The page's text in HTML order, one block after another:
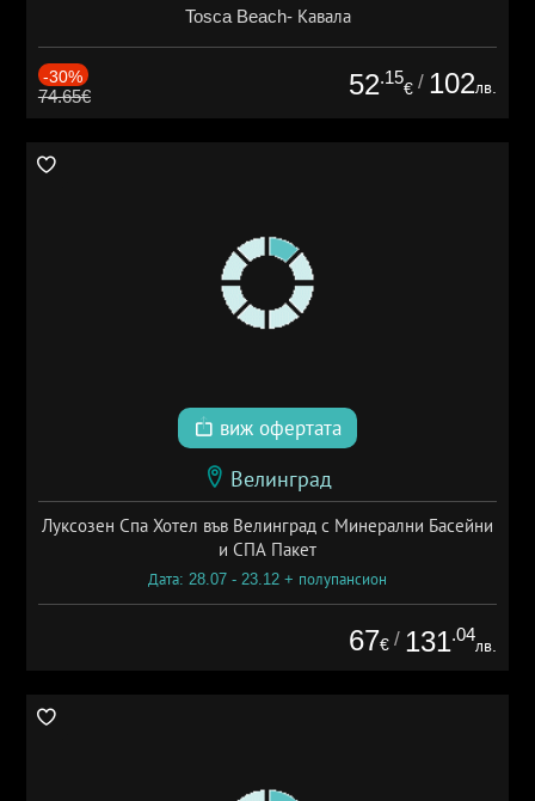
Tosca Beach- Кавала
-30%
74.65€ 52.15
€ / 102лв.
виж офертата
Велинград
Луксозен Спа Хотел във Велинград с Минерални Басейни
и СПА Пакет
Дата: 28.07 - 23.12 + полупансион
67€ / 131.04
лв.